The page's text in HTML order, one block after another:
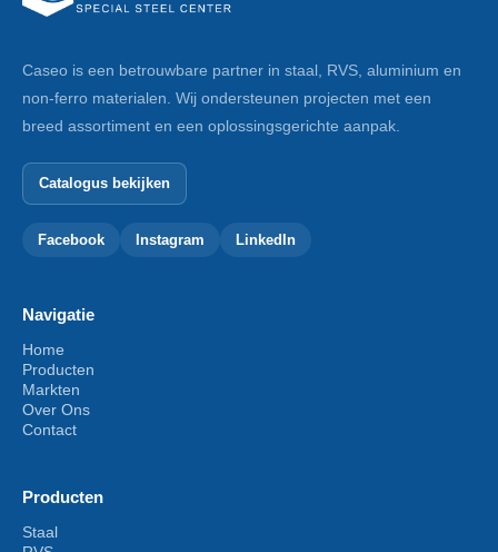
Caseo is een betrouwbare partner in staal, RVS, aluminium en
non-ferro materialen. Wij ondersteunen projecten met een
breed assortiment en een oplossingsgerichte aanpak.
Catalogus bekijken
Facebook Instagram LinkedIn
Navigatie
Home
Producten
Markten
Over Ons
Contact
Producten
Staal